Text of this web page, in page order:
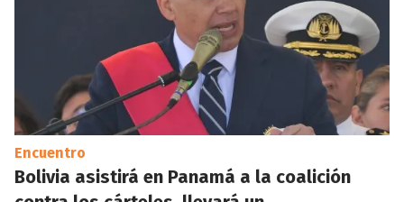
Encuentro
Bolivia asistirá en Panamá a la coalición